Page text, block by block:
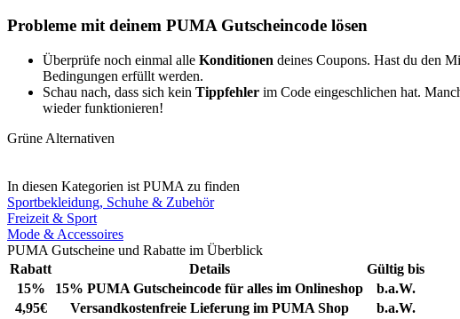
Probleme mit deinem PUMA Gutscheincode lösen
Überprüfe noch einmal alle Konditionen deines Coupons. Hast du den
Bedingungen erfüllt werden.
Schau nach, dass sich kein Tippfehler im Code eingeschlichen hat.
wieder funktionieren!
Grüne Alternativen
In diesen Kategorien ist PUMA zu finden
Sportbekleidung, Schuhe & Zubehör
Freizeit & Sport
Mode & Accessoires
PUMA Gutscheine und Rabatte im Überblick
Rabatt
Details
Gültig bis
15%
15% PUMA Gutscheincode für alles im Onlineshop
b.a.W.
4,95€
Versandkostenfreie Lieferung im PUMA Shop b.a.W.